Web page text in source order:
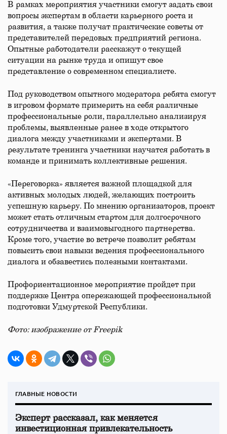
В рамках мероприятия участники смогут задать свои
вопросы экспертам в области карьерного роста и
развития, а также получат практические советы от
представителей передовых предприятий региона.
Опытные работодатели расскажут о текущей
ситуации на рынке труда и опишут свое
представление о современном специалисте.
Под руководством опытного модератора ребята смогут
в игровом формате примерить на себя различные
профессиональные роли, параллельно анализируя
проблемы, выявленные ранее в ходе открытого
диалога между участниками и экспертами. В
результате тренинга участники научатся работать в
команде и принимать коллективные решения.
«Переговорка» является важной площадкой для
активных молодых людей, желающих построить
успешную карьеру. По мнению организаторов, проект
может стать отличным стартом для долгосрочного
сотрудничества и взаимовыгодного партнерства.
Кроме того, участие во встрече позволит ребятам
повысить свои навыки ведения профессионального
диалога и обзавестись полезными контактами.
Профориентационное мероприятие пройдет при
поддержке Центра опережающей профессиональной
подготовки Удмуртской Республики.
Фото: изображение от Freepik
ГЛАВНЫЕ НОВОСТИ
Эксперт рассказал, как меняется
инвестиционная привлекательность